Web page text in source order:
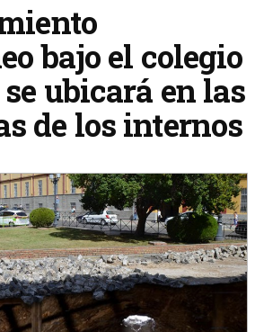
bajo el colegio
ubicará en las
de los internos